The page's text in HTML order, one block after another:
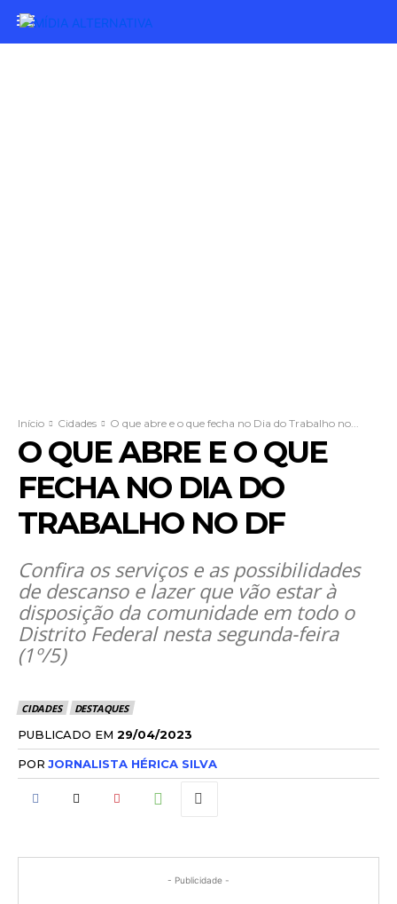
Início Cidades O que abre e o que fecha no Dia do Trabalho no...
O QUE ABRE E O QUE
FECHA NO DIA DO
TRABALHO NO DF
Confira os serviços e as possibilidades
de descanso e lazer que vão estar à
disposição da comunidade em todo o
Distrito Federal nesta segunda-feira
(1º/5)
CIDADES DESTAQUES
PUBLICADO EM 29/04/2023
POR JORNALISTA HÉRICA SILVA
- Publicidade -